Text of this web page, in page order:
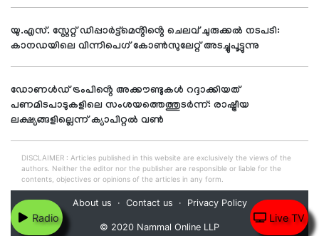
Radio Live TV
യു.എസ്. സ്റ്റേറ്റ് ഡിപ്പാർട്ട്മെൻ്റിൻ്റെ ചെലവ് ചുരുക്കൽ നടപടി:
കാനഡയിലെ വിന്നിപെഗ് കോൺസുലേറ്റ് അടച്ചുപൂട്ടുന്നു
ഡോണൾഡ് ട്രംപിൻ്റെ അക്കൗണ്ടുകൾ റദ്ദാക്കിയത്
പണമിടപാടുകളിലെ സംശയത്തെത്തുടർന്ന്: രാഷ്ട്രീയ
ലക്ഷ്യങ്ങളില്ലെന്ന് ക്യാപിറ്റൽ വൺ
DISCLAIMER : Articles published in this website are exclusively the views of the
authors. Neither the editor nor the publisher are responsible or liable for the
contents, objectives or opinions of the articles in any form.
© 2020 Nammal Online LLP
About us Contact us Privacy Policy